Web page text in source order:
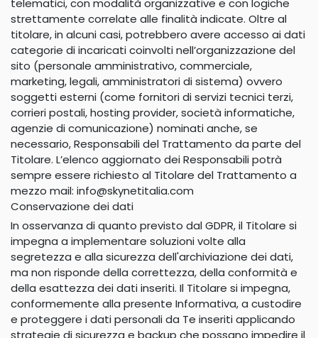
telematici, con modalità organizzative e con logiche
strettamente correlate alle finalità indicate. Oltre al
titolare, in alcuni casi, potrebbero avere accesso ai dati
categorie di incaricati coinvolti nell’organizzazione del
sito (personale amministrativo, commerciale,
marketing, legali, amministratori di sistema) ovvero
soggetti esterni (come fornitori di servizi tecnici terzi,
corrieri postali, hosting provider, società informatiche,
agenzie di comunicazione) nominati anche, se
necessario, Responsabili del Trattamento da parte del
Titolare. L’elenco aggiornato dei Responsabili potrà
sempre essere richiesto al Titolare del Trattamento a
mezzo mail: info@skynetitalia.com
Conservazione dei dati
In osservanza di quanto previsto dal GDPR, il Titolare si
impegna a implementare soluzioni volte alla
segretezza e alla sicurezza dell'archiviazione dei dati,
ma non risponde della correttezza, della conformità e
della esattezza dei dati inseriti. Il Titolare si impegna,
conformemente alla presente Informativa, a custodire
e proteggere i dati personali da Te inseriti applicando
strategie di sicurezza e backup che possano impedire il